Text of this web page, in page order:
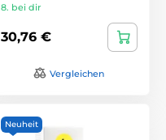
8. bei dir
30,76 €
Vergleichen
Neuheit